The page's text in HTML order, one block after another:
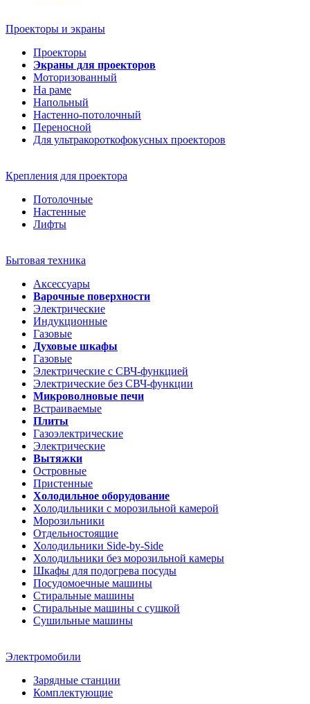
Проекторы и экраны
Проекторы
Экраны для проекторов
Моторизованный
На раме
Напольный
Настенно-потолочный
Переносной
Для ультракороткофокусных проекторов
Крепления для проектора
Потолочные
Настенные
Лифты
Бытовая техника
Аксессуары
Варочные поверхности
Электрические
Индукционные
Газовые
Духовые шкафы
Газовые
Электрические с СВЧ-функцией
Электрические без СВЧ-функции
Микроволновые печи
Встраиваемые
Плиты
Газоэлектрические
Электрические
Вытяжки
Островные
Пристенные
Холодильное оборудование
Холодильники с морозильной камерой
Морозильники
Отдельностоящие
Холодильники Side-by-Side
Холодильники без морозильной камеры
Шкафы для подогрева посуды
Посудомоечные машины
Стиральные машины
Стиральные машины c сушкой
Сушильные машины
Электромобили
Зарядные станции
Комплектующие